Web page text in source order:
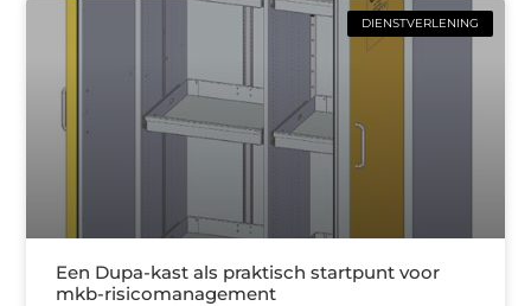
DIENSTVERLENING
Een Dupa-kast als praktisch startpunt voor
mkb-risicomanagement